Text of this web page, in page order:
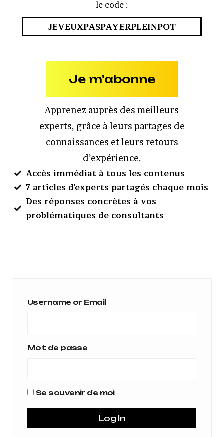
le code :
JEVEUXPASPAYERPLEINPOT
Je m'abonne
Apprenez auprès des meilleurs
experts, grâce à leurs partages de
connaissances et leurs retours
d’expérience.
Accès immédiat à tous les contenus
7 articles d'experts partagés chaque mois
Des réponses concrètes à vos
problématiques de consultants
Username or Email
Mot de passe
Se souvenir de moi